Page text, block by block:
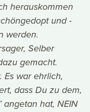
herauskommen
und -
werden.
Selber
gemacht.
Es war ehrlich,
dass Du zu dem,
angetan hat, NEIN